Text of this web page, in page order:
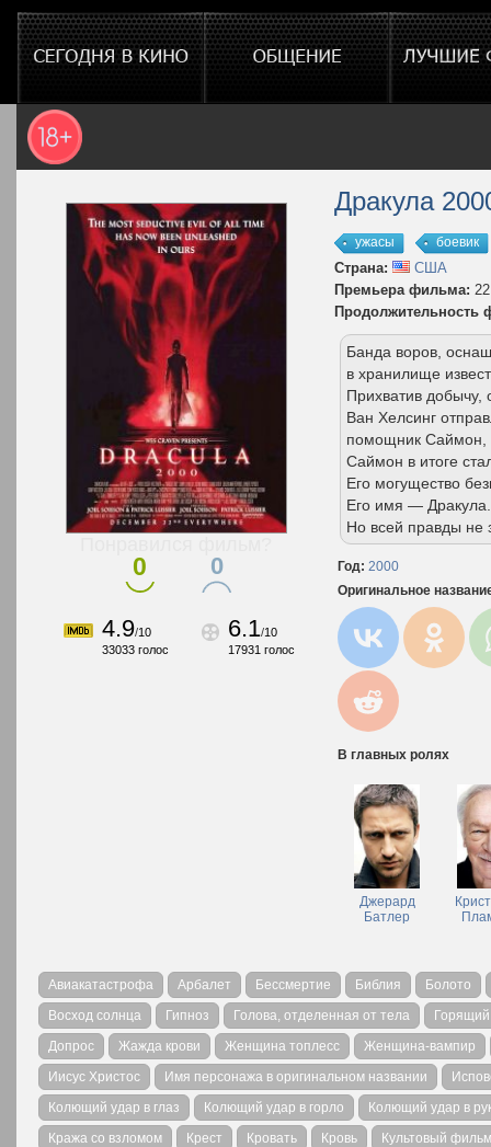
0 0
4.9/10
33033 голос
6.1/10
17931 голос
Дракула
ужасы боевик
Страна:
США
Премьера фильма:
Продолжительность
Банда воров,
в хранилище
Прихватив
Ван Хелсинг
помощник Саймон,
Саймон в итоге
Его могущество
Его имя —
Но всей правды не
Год: 2000
Оригинальное
В главных ролях
Джерард
Батлер
Авиакатастрофа Арбалет Бессмертие Библия
Болото
Восход солнца
Гипноз Голова, отделенная от тела
Горящий
Допрос
Жажда крови Женщина топлесс
Женщина-вампир
Иисус Христос
Имя персонажа в оригинальном названии
Колющий удар в глаз
Колющий удар в горло
Колющий удар в
Кража со взломом
Крест Кровать Кровь
Культовый фильм